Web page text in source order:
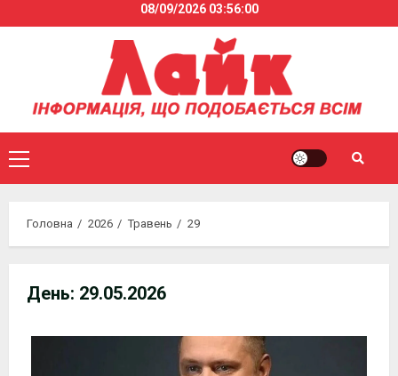
to
08/09/2026 03:56:02
Primary
Menu
Головна 2026 Травень 29
День: 29.05.2026